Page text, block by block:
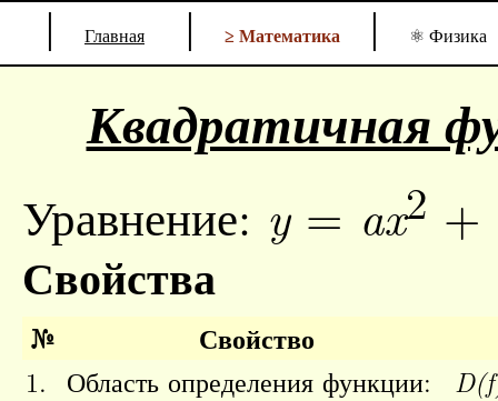
| Главная | ≥ Математика | ⚛ Физика
Квадратичная
Уравнение: y= ax2 +
Свойства
№
Свойство
1.
Область определения функции: